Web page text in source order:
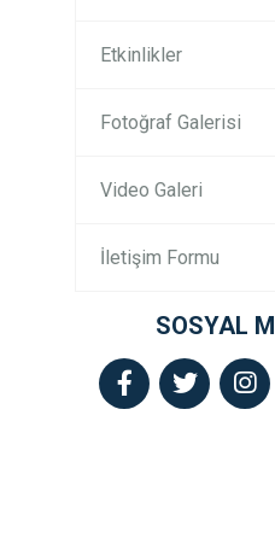
Etkinlikler
Fotoğraf Galerisi
Video Galeri
İletişim Formu
SOSYAL